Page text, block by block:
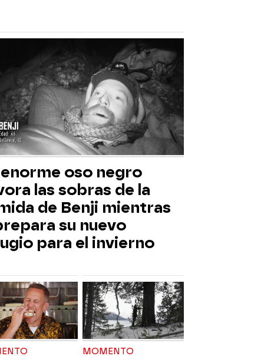
oso negro
las sobras de la
de Benji mientras
su nuevo
para el invierno
MOMENTO